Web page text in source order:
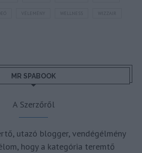
WIZZAIR
MR SPABOOK
A Szerzőről
utazó blogger, vendégélmény
hogy a kategória teremtő